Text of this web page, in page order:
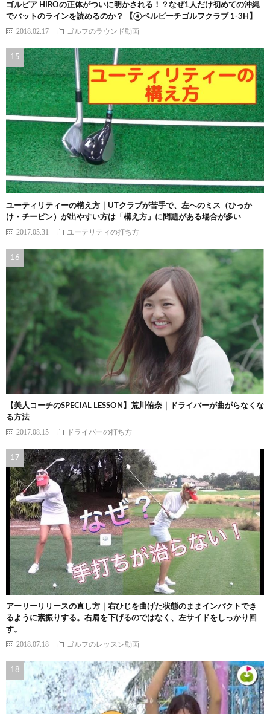
ゴルピア HIROの正体がついに明かされる！？なぜ1人だけ初めての沖縄
でパットのラインを読めるのか？ 【④ベルビーチゴルフクラブ 1-3H】
2018.02.17 ゴルフのラウンド動画
ユーティリティーの構え方｜UTクラブが苦手で、左へのミス（ひっか
け・チーピン）が出やすい方は「構え方」に問題がある場合が多い
2017.05.31 ユーテリティの打ち方
【美人コーチのSPECIAL LESSON】荒川侑奈｜ドライバーが曲がらなくな
る方法
2017.08.15 ドライバーの打ち方
アーリーリリースの直し方｜右ひじを曲げた状態のままインパクトでき
るように素振りする。右肩を下げるのではなく、左サイドをしっかり回
す。
2018.07.18 ゴルフのレッスン動画